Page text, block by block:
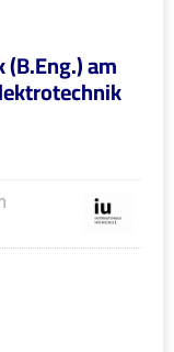
am